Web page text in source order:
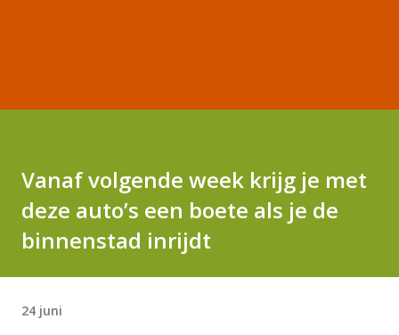
Vanaf volgende week krijg je met
deze auto’s een boete als je de
binnenstad inrijdt
24 juni